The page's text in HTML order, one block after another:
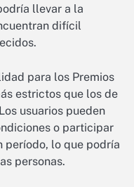
llevar a la
difícil
para los Premios
estrictos que los de
usuarios pueden
o participar
período, lo que podría
personas.